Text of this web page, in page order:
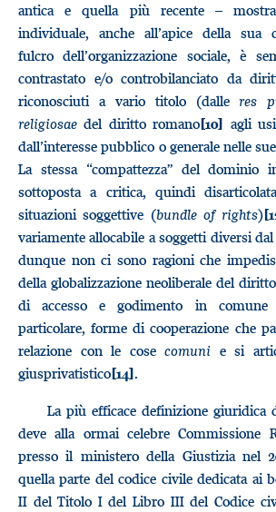
antica e quella più recente –
individuale, anche all’apice della sua
fulcro dell’organizzazione sociale, è
contrastato e/o controbilanciato da
riconosciuti a vario titolo (dalleres
religiosae del diritto romano[10] agli
dall’interesse pubblico o generale nelle
La stessa “compattezza” del dominio
sottoposta a critica, quindi
situazioni soggettive (bundle of rights)
variamente allocabile a soggetti diversi
dunque non ci sono ragioni che
della globalizzazione neoliberale del
di accesso e godimento in
particolare, forme di cooperazione che
relazione con le cosecomuni e si
giusprivatistico[14].
La più efficace definizione giuridica
deve alla ormai celebre Commissione
presso il ministero della Giustizia nel
quella parte del codice civile dedicata ai
II del Titolo I del Libro III del Codice